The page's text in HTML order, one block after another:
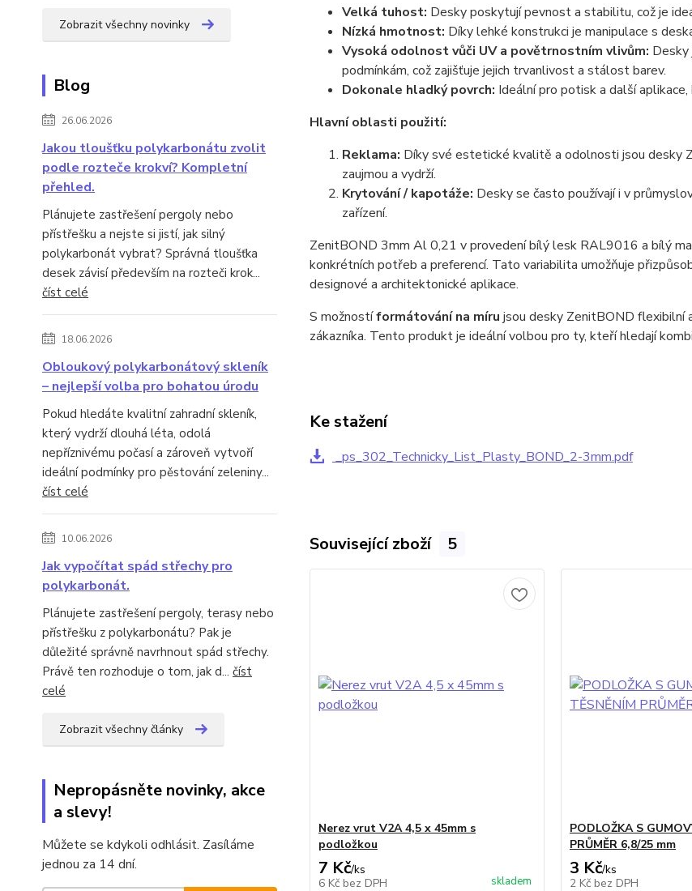
Zobrazit všechny novinky
Blog
26.06.2026
Jakou tloušťku polykarbonátu zvolit
podle rozteče krokví? Kompletní
přehled.
Plánujete zastřešení pergoly nebo
přístřešku a nejste si jistí, jak silný
polykarbonát vybrat? Správná tloušťka
desek závisí především na rozteči krok...
číst celé
18.06.2026
Obloukový polykarbonátový skleník
– nejlepší volba pro bohatou úrodu
Pokud hledáte kvalitní zahradní skleník,
který vydrží dlouhá léta, odolá
nepříznivému počasí a zároveň vytvoří
ideální podmínky pro pěstování zeleniny...
číst celé
10.06.2026
Jak vypočítat spád střechy pro
polykarbonát.
Plánujete zastřešení pergoly, terasy nebo
přístřešku z polykarbonátu? Pak je
důležité správně navrhnout spád střechy.
Právě ten rozhoduje o tom, jak d... číst
celé
Zobrazit všechny články
Nepropásněte novinky, akce
a slevy!
Můžete se kdykoli odhlásit. Zasíláme
jednou za 14 dní.
Velká tuhost: Desky poskytují pevnost a stabilitu, což je
Nízká hmotnost: Díky lehké konstrukci je manipulace s
Vysoká odolnost vůči UV a povětrnostním vlivům: Desky
podmínkám, což zajišťuje jejich trvanlivost a stálost barev.
Dokonale hladký povrch: Ideální pro potisk a další
Hlavní oblasti použití:
Reklama: Díky své estetické kvalitě a odolnosti jsou desky
zaujmou a vydrží.
Krytování / kapotáže: Desky se často používají i v
zařízení.
ZenitBOND 3mm Al 0,21 v provedení bílý lesk RAL9016 a bílý
konkrétních potřeb a preferencí. Tato variabilita umožňuje
designové a architektonické aplikace.
S možnostíformátování na míru jsou desky ZenitBOND flexibilní
zákazníka. Tento produkt je ideální volbou pro ty, kteří hledají
Ke stažení
_ps_302_Technicky_List_Plasty_BOND_2-3mm.pdf
Související zboží 5
Nerez vrut V2A 4,5 x 45mm s
podložkou
7 Kč/ks
6 Kč bez DPH skladem
PODLOŽKA S
PRŮMĚR 6,8/25 mm
3 Kč/ks
2 Kč bez DPH